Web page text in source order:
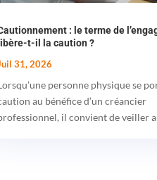
: le terme de
libère-t-il la caution ?
31, 2026
personne physique se
au bénéfice d’un créancier
il convient de veiller